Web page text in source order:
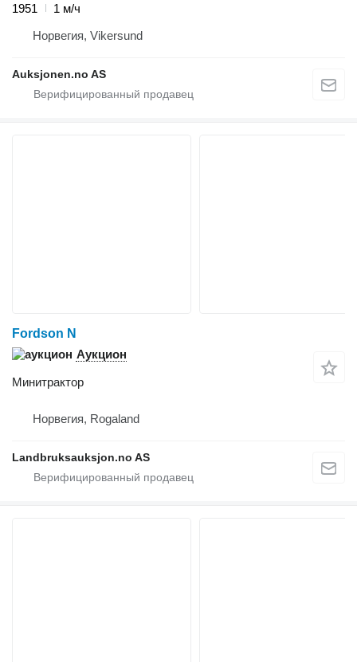
1951
1 м/ч
Норвегия, Vikersund
Auksjonen.no AS
Fordson N
Аукцион
Минитрактор
Норвегия, Rogaland
Landbruksauksjon.no AS